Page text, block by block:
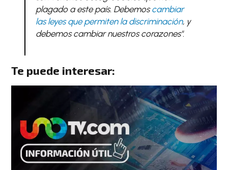
plagado a este país. Debemoscambiar
las leyes que permiten la discriminación, y
debemos cambiar nuestros corazones".
Te puede interesar: